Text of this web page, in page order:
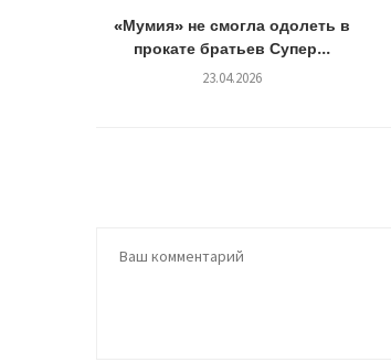
«Мумия» не смогла одолеть в
прокате братьев Супер...
23.04.2026